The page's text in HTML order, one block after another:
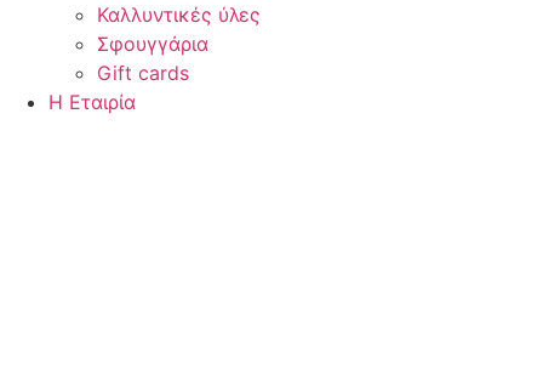
Καλλυντικές ύλες
Σφουγγάρια
Gift cards
Η Εταιρία